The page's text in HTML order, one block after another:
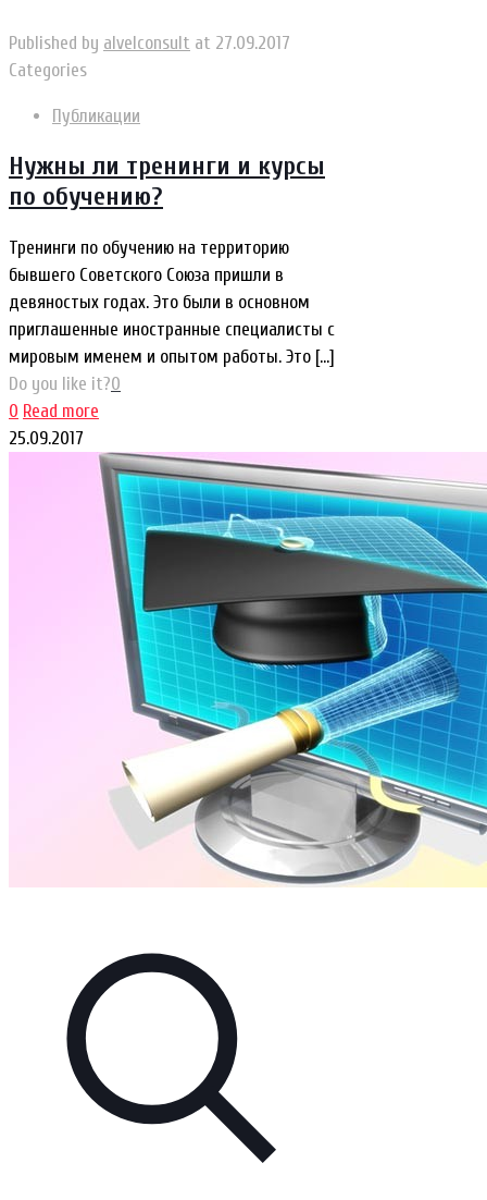
Published by alvelconsult at 27.09.2017
Categories
Публикации
Нужны ли тренинги и курсы
по обучению?
Тренинги по обучению на территорию
бывшего Советского Союза пришли в
девяностых годах. Это были в основном
приглашенные иностранные специалисты с
мировым именем и опытом работы. Это […]
Do you like it?0
0 Read more
25.09.2017